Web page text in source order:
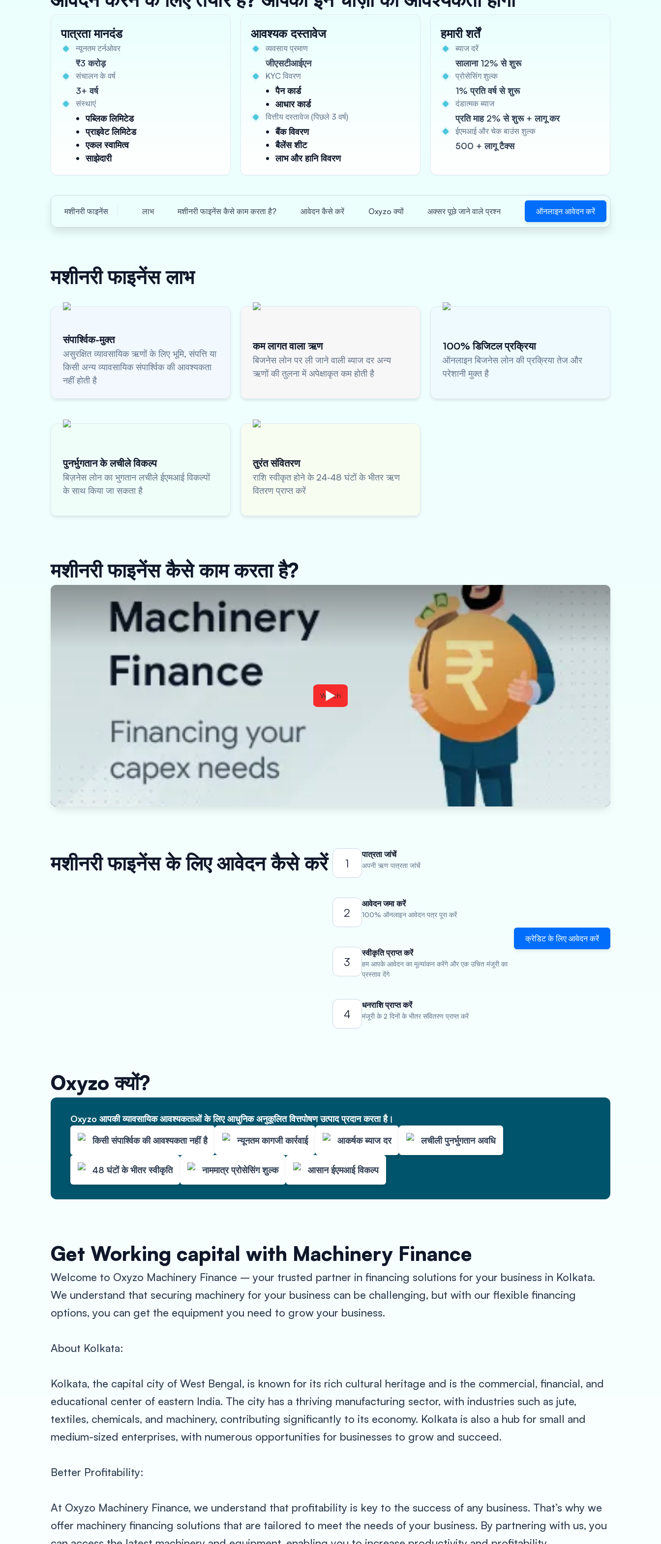
पात्रता मानदंड
न्यूनतम टर्नओवर
₹3 करोड़
संचालन के वर्ष
3+ वर्ष
संस्थाएं
पब्लिक लिमिटेड
प्राइवेट लिमिटेड
एकल स्वामित्व
साझेदारी
आवश्यक दस्तावेज
व्यवसाय प्रमाण
जीएसटीआईएन
KYC विवरण
पैन कार्ड
आधार कार्ड
वित्तीय दस्तावेज (पिछले 3 वर्ष)
बैंक विवरण
बैलेंस शीट
लाभ और हानि विवरण
हमारी शर्तें
ब्याज दरें
सालाना 12% से शुरू
प्रोसेसिंग शुल्क
1% प्रति वर्ष से शुरू
दंडात्मक ब्याज
प्रति माह 2% से शुरू + लागू कर
ईएमआई और चेक बाउंस शुल्क
500 + लागू टैक्स
मशीनरी फाइनेंस लाभ मशीनरी फाइनेंस कैसे काम करता है? आवेदन कैसे करें Oxyzo क्यों अक्सर पूछे जाने वाले प्रश्न ऑनलाइन आवेदन करें
मशीनरी फाइनेंसलाभ
संपार्श्विक-मुक्त
असुरक्षित व्यावसायिक ऋणों के लिए भूमि, संपत्ति या
किसी अन्य व्यावसायिक संपार्श्विक की आवश्यकता
नहीं होती है
कम लागत वाला ऋण
बिजनेस लोन पर ली जाने वाली ब्याज दर अन्य
ऋणों की तुलना में अपेक्षाकृत कम होती है
100% डिजिटल प्रक्रिया
ऑनलाइन बिजनेस लोन की प्रक्रिया तेज और
परेशानी मुक्त है
पुनर्भुगतान के लचीले विकल्प
बिज़नेस लोन का भुगतान लचीले ईएमआई विकल्पों
के साथ किया जा सकता है
तुरंत संवितरण
राशि स्वीकृत होने के 24-48 घंटों के भीतर ऋण
वितरण प्राप्त करें
मशीनरी फाइनेंस कैसे काम करता है?
Watch
मशीनरी फाइनेंस के लिए आवेदन कैसे करें 1
पात्रता जांचें
अपनी ऋण पात्रता जांचें
2
आवेदन जमा करें
100% ऑनलाइन आवेदन पत्र पूरा करें
3
स्वीकृति प्राप्त करें
हम आपके आवेदन का मूल्यांकन करेंगे और एक उचित मंजूरी का
प्रस्ताव देंगे
4
धनराशि प्राप्त करें
मंजूरी के 2 दिनों के भीतर संवितरण प्राप्त करें
क्रेडिट के लिए आवेदन करें
Oxyzo क्यों?
Oxyzo आपकी व्यावसायिक आवश्यकताओं के लिए आधुनिक अनुकूलित वित्तपोषण उत्पाद प्रदान करता है।
किसी संपार्श्विक की आवश्यकता नहीं है
न्यूनतम कागजी कार्रवाई आकर्षक ब्याज दर लचीली पुनर्भुगतान अवधि
48 घंटों के भीतर स्वीकृति नाममात्र प्रोसेसिंग शुल्क आसान ईएमआई विकल्प
Get Working capital with Machinery Finance
Welcome to Oxyzo Machinery Finance – your trusted partner in financing solutions for your business in Kolkata.
We understand that securing machinery for your business can be challenging, but with our flexible financing
options, you can get the equipment you need to grow your business.
About Kolkata:
Kolkata, the capital city of West Bengal, is known for its rich cultural heritage and is the commercial, financial, and
educational center of eastern India. The city has a thriving manufacturing sector, with industries such as jute,
textiles, chemicals, and machinery, contributing significantly to its economy. Kolkata is also a hub for small and
medium-sized enterprises, with numerous opportunities for businesses to grow and succeed.
Better Profitability:
At Oxyzo Machinery Finance, we understand that profitability is key to the success of any business. That’s why we
offer machinery financing solutions that are tailored to meet the needs of your business. By partnering with us, you